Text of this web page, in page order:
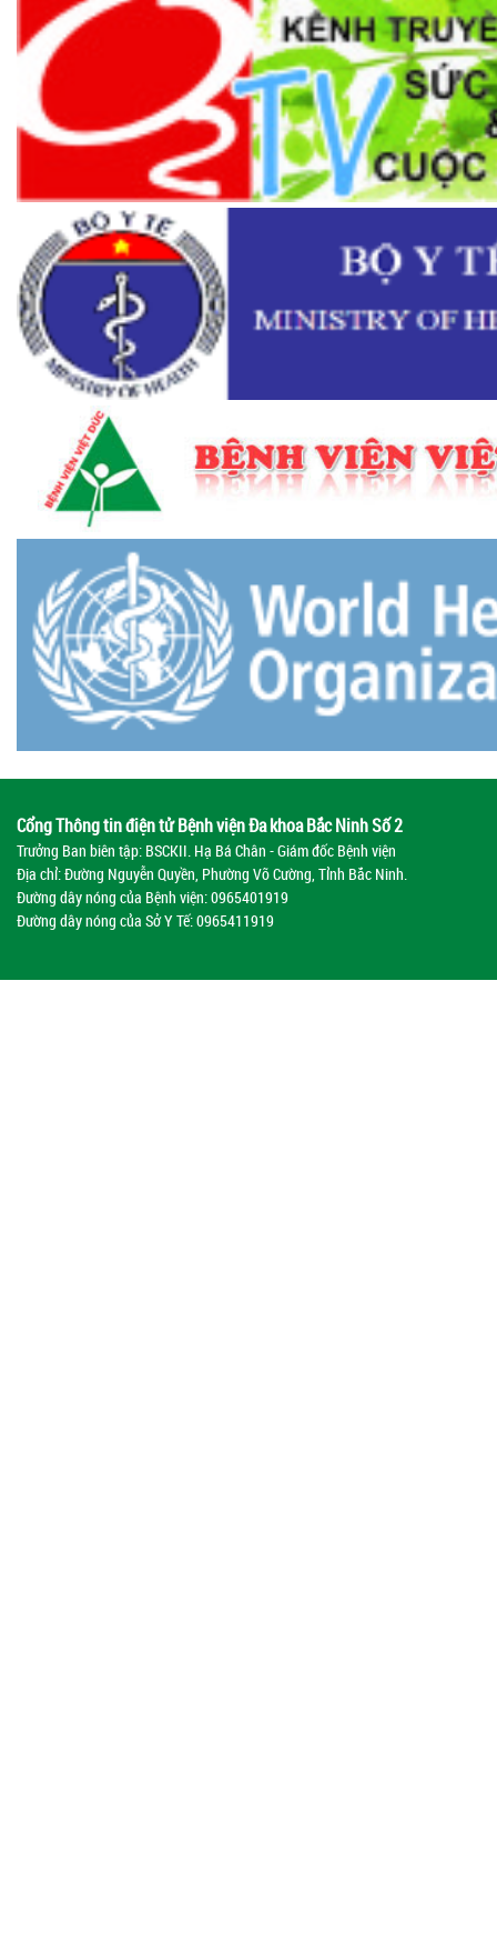
Cổng Thông tin điện tử Bệnh viện Đa khoa Bắc Ninh Số 2
Trưởng Ban biên tập: BSCKII. Hạ Bá Chân - Giám đốc Bệnh viện
Địa chỉ: Đường Nguyễn Quyền, Phường Võ Cường, Tỉnh Bắc Ninh.
Đường dây nóng của Bệnh viện:0965401919
Đường dây nóng của Sở Y Tế:0965411919